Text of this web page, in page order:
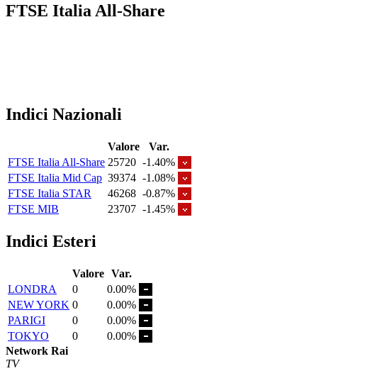
FTSE Italia All-Share
Indici Nazionali
Valore
Var.
FTSE Italia All-Share 25720 -1.40%
FTSE Italia Mid Cap 39374 -1.08%
FTSE Italia STAR
46268 -0.87%
FTSE MIB
23707 -1.45%
Indici Esteri
Valore Var.
LONDRA
0
0.00%
NEW YORK 0
0.00%
PARIGI
0
0.00%
TOKYO
0
0.00%
Network Rai
TV